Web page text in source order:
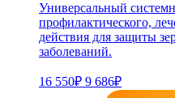
Универсальный
профилактического,
действия для защиты
заболеваний.
16 550₽ 9 686₽